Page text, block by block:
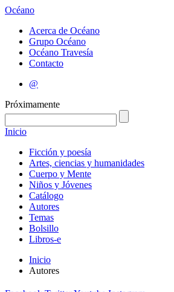
Océano
Acerca de Océano
Grupo Océano
Océano Travesía
Contacto
@
Próximamente
Inicio
Ficción y poesía
Artes, ciencias y humanidades
Cuerpo y Mente
Niños y Jóvenes
Catálogo
Autores
Temas
Bolsillo
Libros-e
Inicio
Autores